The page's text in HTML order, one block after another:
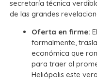
secretaría técnica
de las grandes
Oferta en firme:
formalmente,
económica que
para traer al
Heliópolis este